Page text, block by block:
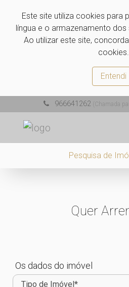
Este site utiliza cookies para
língua e o armazenamento
Ao utilizar este site,
cookies.
Entendi
966641262 (Chamada
Pesquisa de
Quer
Os dados do imóvel